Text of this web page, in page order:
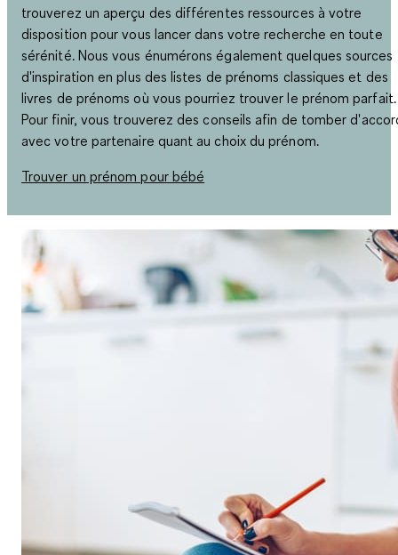
trouverez un aperçu des différentes ressources à votre
disposition pour vous lancer dans votre recherche en toute
sérénité. Nous vous énumérons également quelques sources
d'inspiration en plus des listes de prénoms classiques et des
livres de prénoms où vous pourriez trouver le prénom parfait.
Pour finir, vous trouverez des conseils afin de tomber
avec votre partenaire quant au choix du prénom.
Trouver un prénom pour bébé